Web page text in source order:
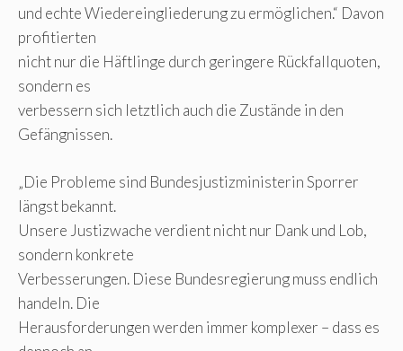
und echte Wiedereingliederung zu ermöglichen.“ Davon
profitierten
nicht nur die Häftlinge durch geringere Rückfallquoten,
sondern es
verbessern sich letztlich auch die Zustände in den
Gefängnissen.
„Die Probleme sind Bundesjustizministerin Sporrer
längst bekannt.
Unsere Justizwache verdient nicht nur Dank und Lob,
sondern konkrete
Verbesserungen. Diese Bundesregierung muss endlich
handeln. Die
Herausforderungen werden immer komplexer – dass es